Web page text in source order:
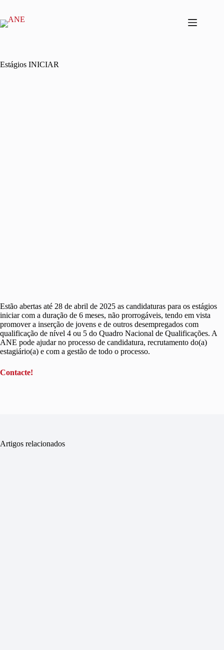
Estágios INICIAR
Estão abertas até 28 de abril de 2025 as candidaturas para os estágios
iniciar com a duração de 6 meses, não prorrogáveis, tendo em vista
promover a inserção de jovens e de outros desempregados com
qualificação de nível 4 ou 5 do Quadro Nacional de Qualificações. A
ANE pode ajudar no processo de candidatura, recrutamento do(a)
estagiário(a) e com a gestão de todo o processo.
Contacte!
Artigos relacionados